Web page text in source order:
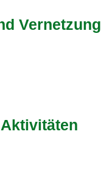
Vernetzung